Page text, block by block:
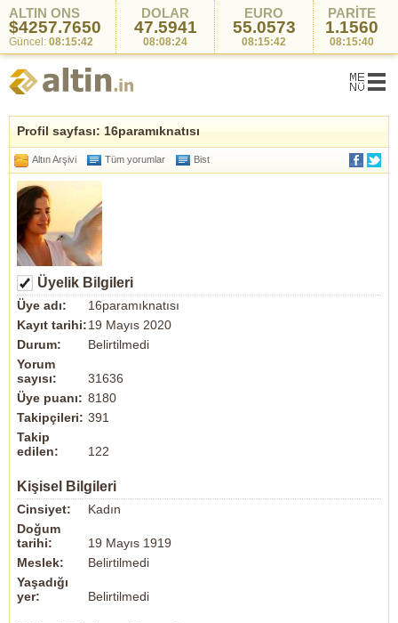
ALTIN ONS
$4257.7650
Güncel: 08:15:42
DOLAR
47.5941
08:08:24
EURO
55.0573
08:15:42
PARİTE
1.1560
08:15:40
Profil sayfası: 16paramıknatısı
Altın Arşivi Tüm yorumlar Bist
Üyelik Bilgileri
Üye adı:
16paramıknatısı
Kayıt tarihi:19 Mayıs 2020
Durum:
Belirtilmedi
Yorum
sayısı:
31636
Üye puanı: 8180
Takipçileri: 391
Takip
edilen:
122
Kişisel Bilgileri
Cinsiyet:
Kadın
Doğum
tarihi:
19 Mayıs 1919
Meslek:
Belirtilmedi
Yaşadığı
yer:
Belirtilmedi